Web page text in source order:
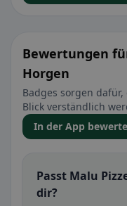
Bewertungen
Horgen
Badges sorgen
Blick verständlich
In der App
Passt Malu
dir?